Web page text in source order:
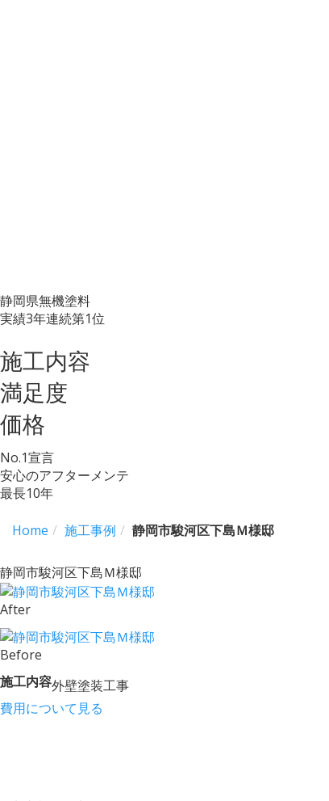
静岡県無機塗料
実績3年連続第1位
施工内容
満足度
価格
No.1宣言
安心のアフターメンテ
最長10年
Home 施工事例 静岡市駿河区下島Ｍ様邸
静岡市駿河区下島Ｍ様邸
After
Before
施工内容外壁塗装工事
費用について見る